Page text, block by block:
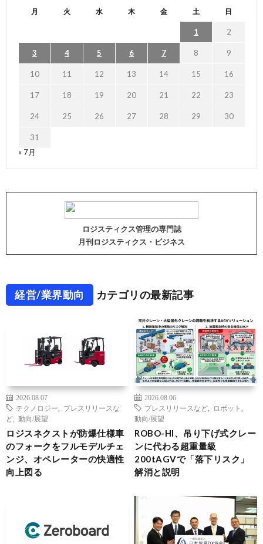
月 火 水 木 金 土 日
1 2
3 4 5 6 7 8 9
10 11 12 13 14 15 16
17 18 19 20 21 22 23
24 25 26 27 28 29 30
31
« 7月
ロジスティクス管理の専門誌
月刊ロジスティクス・ビジネス
経営/業界動向 カテゴリの最新記事
2026.08.07
テクノロジー
プレスリリースな
ど
動向/展望
ロジスネクストが防爆仕様車
のフォークをフルモデルチェ
ンジ、オペレーターの快適性
向上図る
2026.08.06
プレスリリースなど
ロボット
動向/展望
ROBO-HI、吊り下げ式クレー
ンに代わる超重量級
200tAGVで「落下リスク」
解消と説明